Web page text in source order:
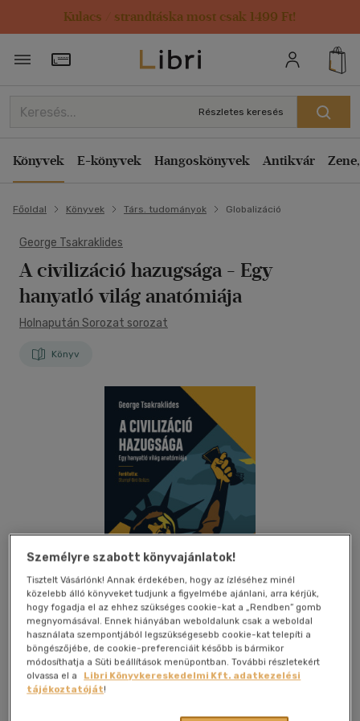
Kulacs / strandtáska most csak 1499 Ft!
Törzsvásárlói Kártya adatai
Részletes keresés
Könyvek E-könyvek Hangoskönyvek Antikvár
Főoldal Könyvek Társ. tudományok Globalizáció
George Tsakraklides
A civilizáció hazugsága - Egy
hanyatló világ anatómiája
Holnapután Sorozat sorozat
Könyv
Kívánságlistához adom Megosztom
Személyre szabott könyvajánlatok!
Tisztelt Vásárlónk! Annak érdekében, hogy az ízléséhez minél
közelebb álló könyveket tudjunk a figyelmébe ajánlani, arra kérjük,
hogy fogadja el az ehhez szükséges cookie-kat a „Rendben” gomb
megnyomásával. Ennek hiányában weboldalunk csak a weboldal
használata szempontjából legszükségesebb cookie-kat telepíti a
böngészőjébe, de cookie-preferenciáit később is bármikor
módosíthatja a Süti beállítások menüpontban. További részletekért
olvassa el a
Libri Könyvkereskedelmi Kft. adatkezelési
tájékoztatóját!